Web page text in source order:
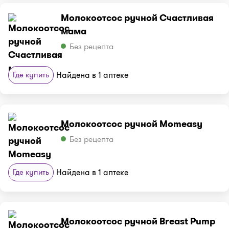
Молокоотсос ручной Счастливая
мама
Без рецепта
Где купить Найдена в 1 аптеке
Молокоотсос ручной Momeasy
Без рецепта
Где купить Найдена в 1 аптеке
Молокоотсос ручной Breast Pump